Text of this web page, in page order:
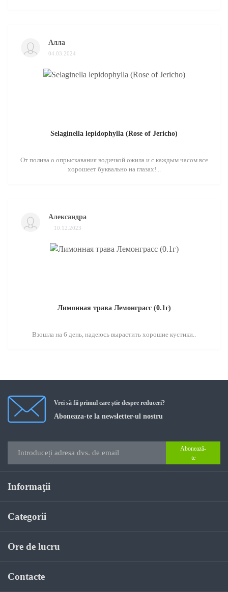
Алла
04.03.2024
Selaginella lepidophylla (Rose of Jericho)
От полива о опрыскавания водичкой ожила и с каждым часом все
хорошеет буквально на глазах! ..
Александра
10.12.2023
Лимонная трава Лемонграсс (0.1г)
Взошла на 6 день, надеюсь вырастить хорошие кустики..
Vrei să fii primul care știe despre reduceri?
Aboneaza-te la newsletter-ul nostru
Abonează-
te
Informaţii
Categorii
Ore de lucru
Contacte